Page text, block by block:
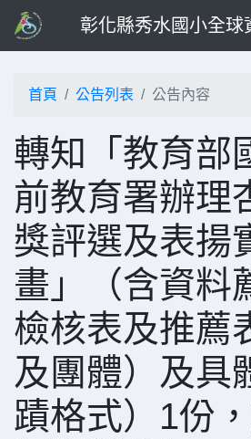
彰化縣秀水國小全球
首頁 公告列表 公告內容
轉知「教育部
前教育署辦理
獎評選及表揚
畫」（含資料
檢核表及推薦
及團體）及具
蹟格式）1份